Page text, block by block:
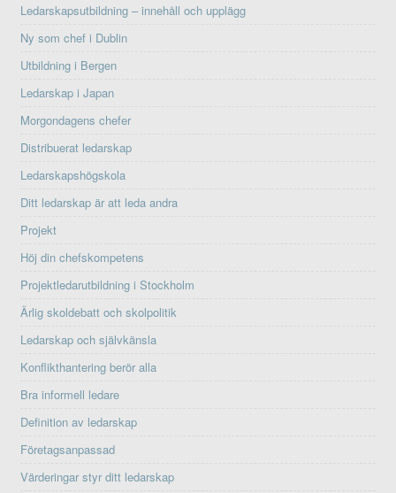
Ledarskapsutbildning – innehåll och upplägg
Ny som chef i Dublin
Utbildning i Bergen
Ledarskap i Japan
Morgondagens chefer
Distribuerat ledarskap
Ledarskapshögskola
Ditt ledarskap är att leda andra
Projekt
Höj din chefskompetens
Projektledarutbildning i Stockholm
Ärlig skoldebatt och skolpolitik
Ledarskap och självkänsla
Konflikthantering berör alla
Bra informell ledare
Definition av ledarskap
Företagsanpassad
Värderingar styr ditt ledarskap